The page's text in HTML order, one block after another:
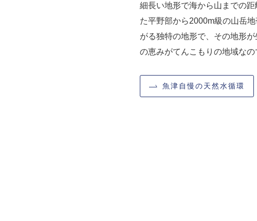
細長い地形で海から山までの
た平野部から2000m級の山岳
がる独特の地形で、その地形
の恵みがてんこもりの地域なの
魚津自慢の天然水循環